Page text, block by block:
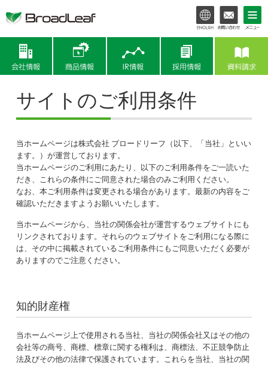
商品情報
サイトのご利用条件
当ホームページは株式会社 ブロードリーフ（以下、「当社」といい
ます。）が運営しております。
当ホームページのご利用にあたり、以下のご利用条件をご一読いた
だき、これらの条件にご同意された場合のみご利用ください。
なお、本ご利用条件は変更される場合があります。最新の内容をご
確認いただきますようお願いいたします。
当ホームページから、当社の関係会社が運営するウェブサイトにも
リンクされております。それらのウェブサイトをご利用になる際に
は、その中に掲載されているご利用条件にもご同意いただく必要が
ありますのでご注意ください。
知的財産権
当ホームページ上で使用される当社、当社の関係会社又はその他の
会社等の商号、商標、標章に関する権利は、商標法、不正競争防止
法及びその他の法律で保護されています。これらを当社、当社の関